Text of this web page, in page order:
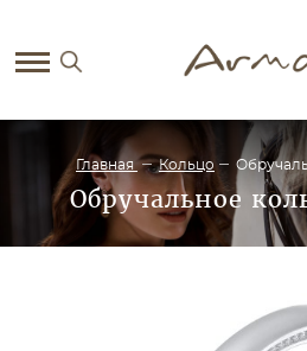
Главная Кольцо
Обручальное